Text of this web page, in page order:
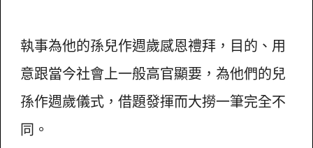
執事為他的孫兒作週歲感恩禮拜，目的、用
意跟當今社會上一般高官顯要，為他們的兒
孫作週歲儀式，借題發揮而大撈一筆完全不
同。